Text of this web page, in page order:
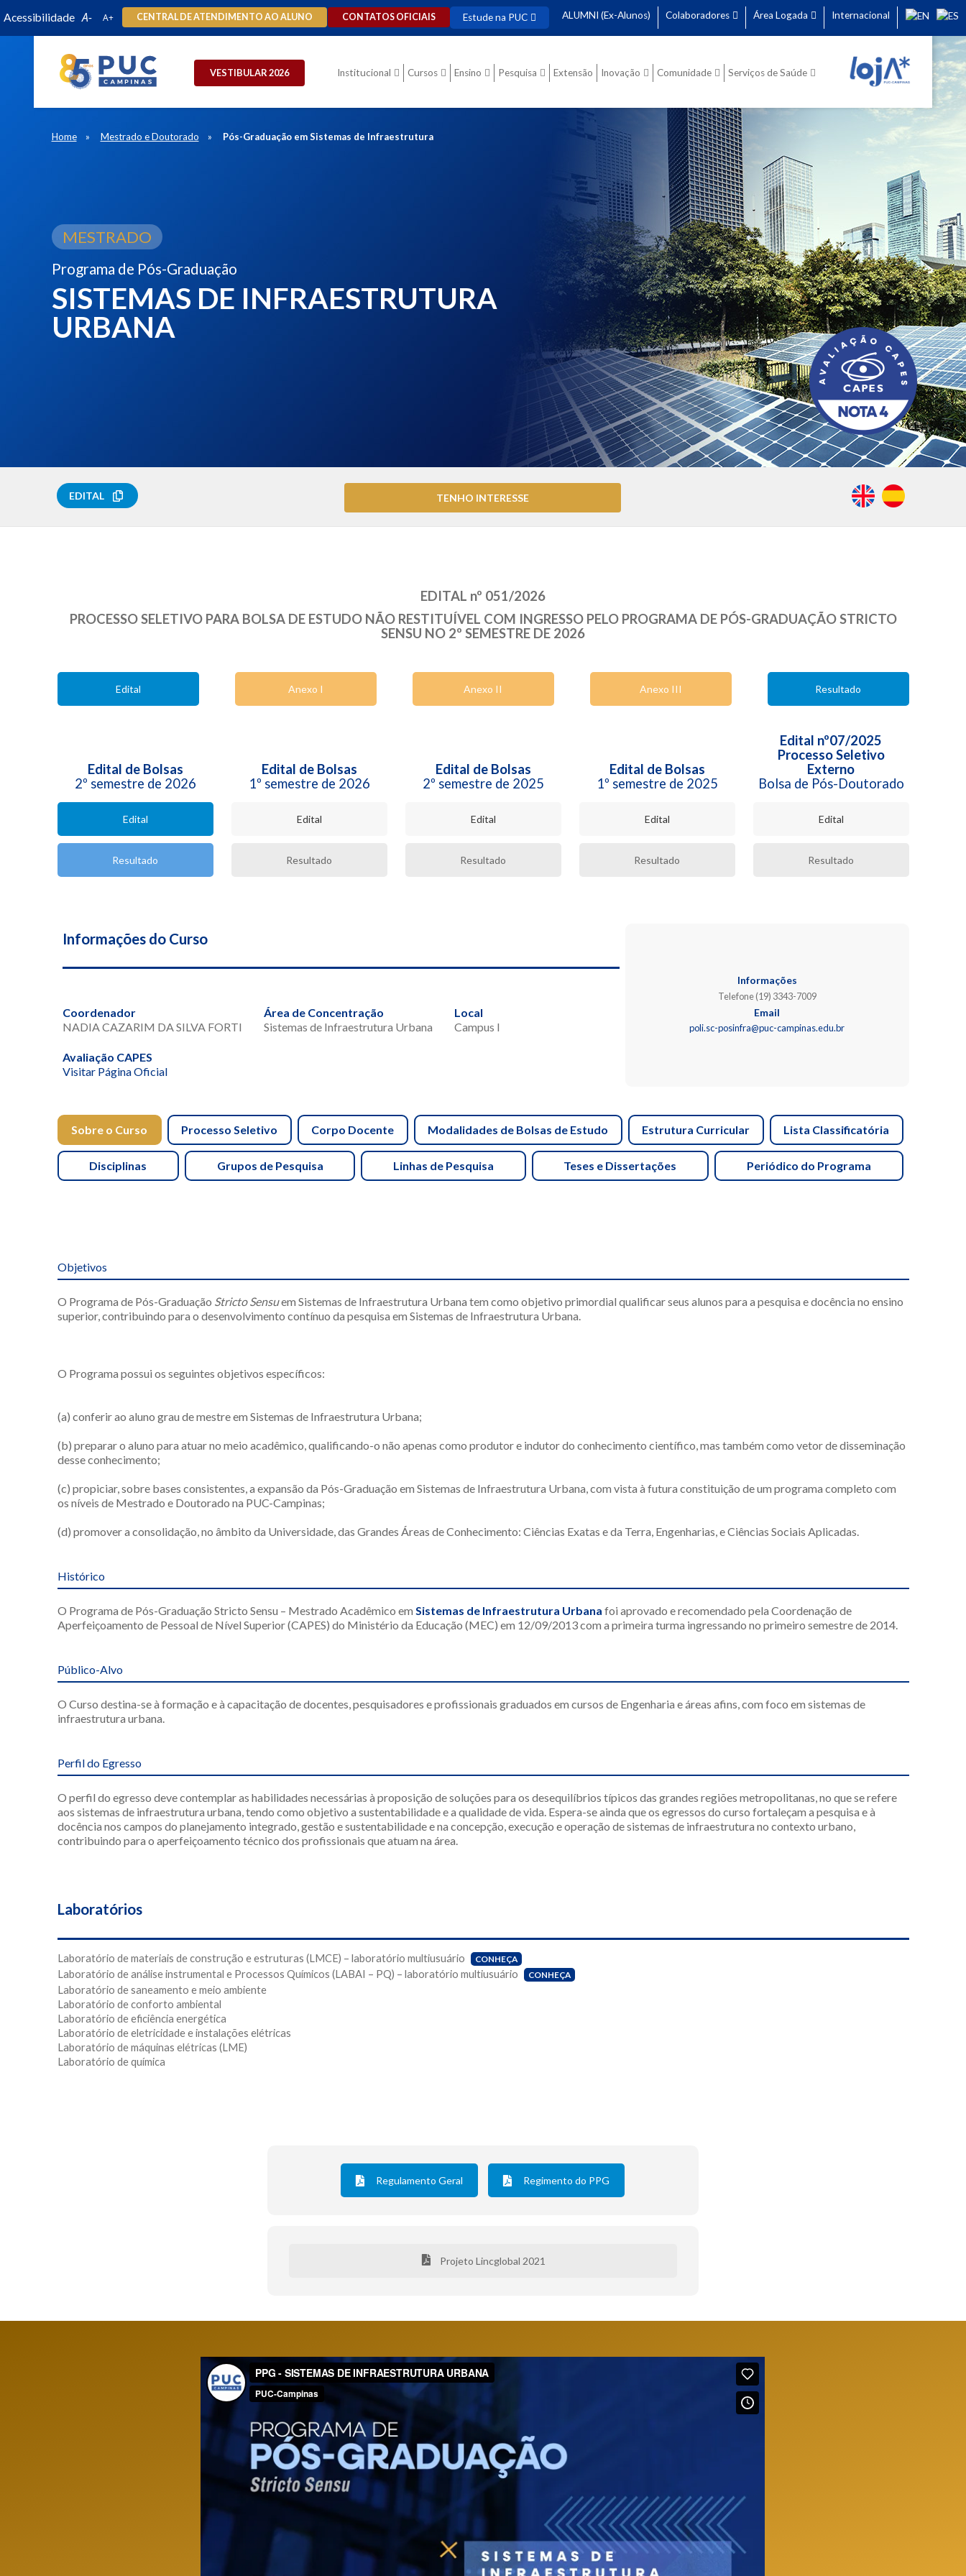
Acessibilidade CENTRAL DE ATENDIMENTO AO ALUNO CONTATOS OFICIAIS Estude na PUC ALUMNI (Ex-Alunos) Colaboradores Área Logada Internacional
VESTIBULAR 2026 Institucional Cursos Ensino Pesquisa Extensão Inovação Comunidade Serviços de Saúde
Home Mestrado e Doutorado Pós-Graduação em Sistemas de Infraestrutura
MESTRADO
Programa de Pós-Graduação
SISTEMAS DE INFRAESTRUTURA
URBANA
EDITAL TENHO INTERESSE
EDITAL nº 051/2026
PROCESSO SELETIVO PARA BOLSA DE ESTUDO NÃO RESTITUÍVEL COM INGRESSO PELO PROGRAMA DE PÓS-GRADUAÇÃO STRICTO
SENSU NO 2º SEMESTRE DE 2026
Edital Anexo I Anexo II Anexo III Resultado
Edital de Bolsas
2º semestre de 2026
Edital
Resultado
Edital de Bolsas
1º semestre de 2026
Edital
Resultado
Edital de Bolsas
2º semestre de 2025
Edital
Resultado
Edital de Bolsas
1º semestre de 2025
Edital
Resultado
Edital nº07/2025
Processo Seletivo
Externo
Bolsa de Pós-Doutorado
Edital
Resultado
Informações do Curso
Coordenador
NADIA CAZARIM DA SILVA FORTI
Área de Concentração
Sistemas de Infraestrutura Urbana
Local
Campus I
Avaliação CAPES
Visitar Página Oficial
Informações
Telefone (19) 3343-7009
Email
poli.sc-posinfra@puc-campinas.edu.br
Sobre o Curso Processo Seletivo Corpo Docente Modalidades de Bolsas de Estudo Estrutura Curricular Lista Classificatória
Disciplinas Grupos de Pesquisa Linhas de Pesquisa Teses e Dissertações Periódico do Programa
Objetivos
O Programa de Pós-Graduação Stricto Sensuem Sistemas de Infraestrutura Urbana tem como objetivo primordial qualificar seus alunos para a pesquisa e docência no ensino
superior, contribuindo para o desenvolvimento contínuo da pesquisa em Sistemas de Infraestrutura Urbana.
O Programa possui os seguintes objetivos específicos:
(a) conferir ao aluno grau de mestre em Sistemas de Infraestrutura Urbana;
(b) preparar o aluno para atuar no meio acadêmico, qualificando-o não apenas como produtor e indutor do conhecimento científico, mas também como vetor de disseminação
desse conhecimento;
(c) propiciar, sobre bases consistentes, a expansão da Pós-Graduação em Sistemas de Infraestrutura Urbana, com vista à futura constituição de um programa completo com
os níveis de Mestrado e Doutorado na PUC-Campinas;
(d) promover a consolidação, no âmbito da Universidade, das Grandes Áreas de Conhecimento: Ciências Exatas e da Terra, Engenharias, e Ciências Sociais Aplicadas.
Histórico
O Programa de Pós-Graduação Stricto Sensu – Mestrado Acadêmico em Sistemas de Infraestrutura Urbana foi aprovado e recomendado pela Coordenação de
Aperfeiçoamento de Pessoal de Nível Superior (CAPES) do Ministério da Educação (MEC) em 12/09/2013 com a primeira turma ingressando no primeiro semestre de 2014.
Público-Alvo
O Curso destina-se à formação e à capacitação de docentes, pesquisadores e profissionais graduados em cursos de Engenharia e áreas afins, com foco em sistemas de
infraestrutura urbana.
Perfil do Egresso
O perfil do egresso deve contemplar as habilidades necessárias à proposição de soluções para os desequilíbrios típicos das grandes regiões metropolitanas, no que se refere
aos sistemas de infraestrutura urbana, tendo como objetivo a sustentabilidade e a qualidade de vida. Espera-se ainda que os egressos do curso fortaleçam a pesquisa e à
docência nos campos do planejamento integrado, gestão e sustentabilidade e na concepção, execução e operação de sistemas de infraestrutura no contexto urbano,
contribuindo para o aperfeiçoamento técnico dos profissionais que atuam na área.
Laboratórios
Laboratório de materiais de construção e estruturas (LMCE) – laboratório multiusuário CONHEÇA
Laboratório de análise instrumental e Processos Químicos (LABAI – PQ) – laboratório multiusuário CONHEÇA
Laboratório de saneamento e meio ambiente
Laboratório de conforto ambiental
Laboratório de eficiência energética
Laboratório de eletricidade e instalações elétricas
Laboratório de máquinas elétricas (LME)
Laboratório de química
Regulamento Geral Regimento do PPG
Projeto Lincglobal 2021